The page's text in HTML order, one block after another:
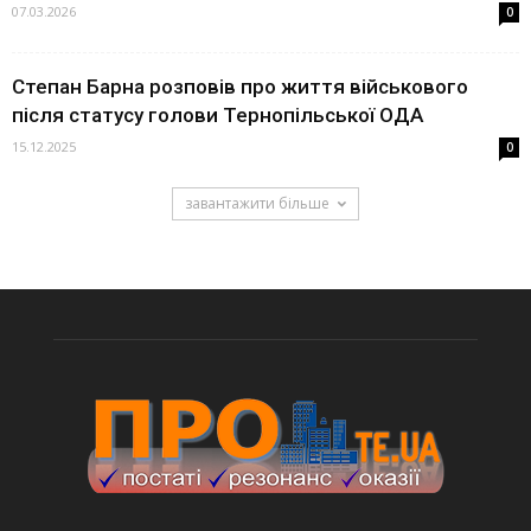
07.03.2026 0
Степан Барна розповів про життя військового
після статусу голови Тернопільської ОДА
15.12.2025 0
завантажити більше